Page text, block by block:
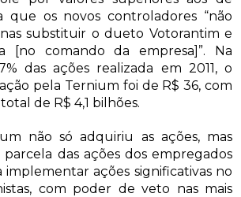
que os novos controladores “não
substituir o dueto Votorantim e
[no comando da empresa]”. Na
das ações realizada em 2011, o
pela Ternium foi de R$ 36, com
de R$ 4,1 bilhões.
não só adquiriu as ações, mas
das ações dos empregados
implementar ações significativas no
com poder de veto nas mais